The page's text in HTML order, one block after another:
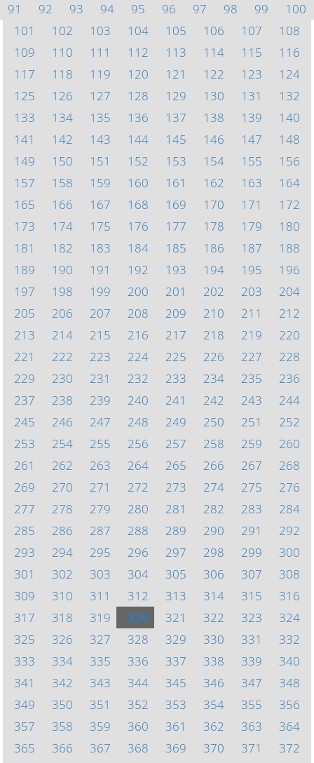
91
92 93 94 95 96 97 98 99
100
101
102 103 104 105 106 107
108
109
110 111 112 113 114 115
116
117
118 119 120 121 122 123
124
125
126 127 128 129 130 131
132
133
134 135 136 137 138 139
140
141
142 143 144 145 146 147
148
149
150 151 152 153 154 155
156
157
158 159 160 161 162 163
164
165
166 167 168 169 170 171
172
173
174 175 176 177 178 179
180
181
182 183 184 185 186 187
188
189
190 191 192 193 194 195
196
197
198 199 200 201 202 203
204
205
206 207 208 209 210 211
212
213
214 215 216 217 218 219
220
221
222 223 224 225 226 227
228
229
230 231 232 233 234 235
236
237
238 239 240 241 242 243
244
245
246 247 248 249 250 251
252
253
254 255 256 257 258 259
260
261
262 263 264 265 266 267
268
269
270 271 272 273 274 275
276
277
278 279 280 281 282 283
284
285
286 287 288 289 290 291
292
293
294 295 296 297 298 299
300
301
302 303 304 305 306 307
308
309
310 311 312 313 314 315
316
317
318 319 320 321 322 323
324
325
326 327 328 329 330 331
332
333
334 335 336 337 338 339
340
341
342 343 344 345 346 347
348
349
350 351 352 353 354 355
356
357
358 359 360 361 362 363
364
365
366 367 368 369 370 371
372